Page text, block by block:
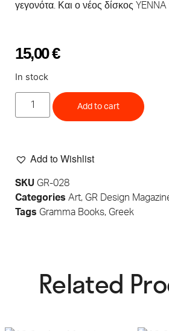
γεγονότα. Και ο νέος δίσκος YENNA
15,00€
In stock
Add to cart
Add to Wishlist
SKU GR-028
Categories Art, GR Design
Tags Gramma Books, Greek
Related